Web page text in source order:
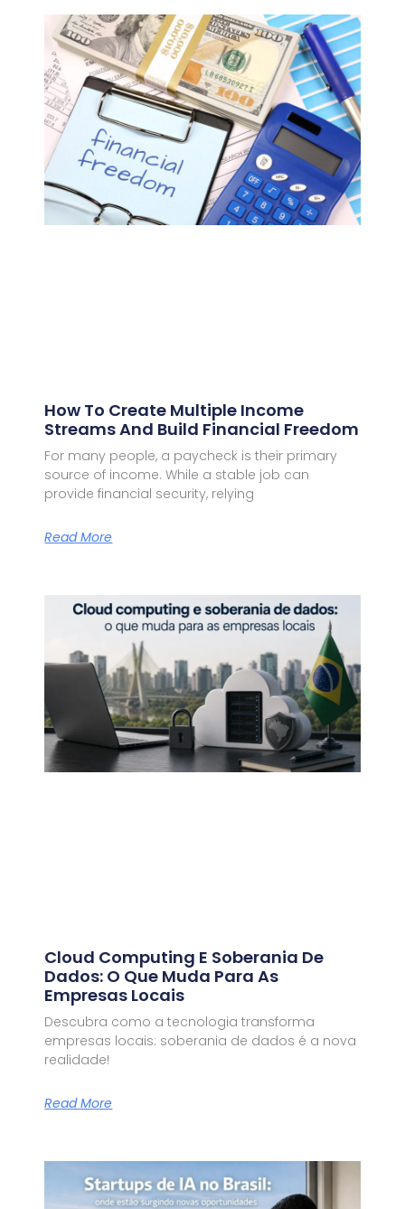
How To Create Multiple Income
Streams And Build Financial Freedom
For many people, a paycheck is their primary
source of income. While a stable job can
provide financial security, relying
Read More
Cloud Computing E Soberania De
Dados: O Que Muda Para As
Empresas Locais
Descubra como a tecnologia transforma
empresas locais: soberania de dados é a nova
realidade!
Read More